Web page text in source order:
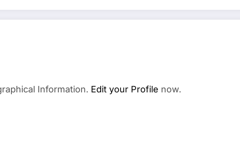
Information. Edit your Profile now.